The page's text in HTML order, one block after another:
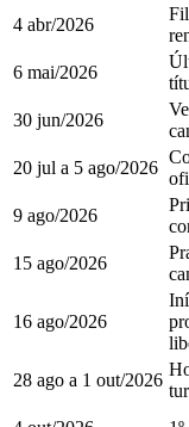
4 abr/2026
6 mai/2026
30 jun/2026
20 jul a 5 ago/2026
9 ago/2026
15 ago/2026
16 ago/2026
28 ago a 1 out/2026